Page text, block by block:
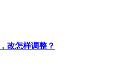
改怎样调整？